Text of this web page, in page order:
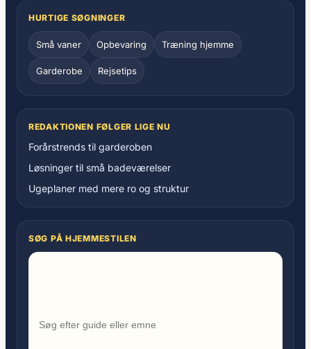
HURTIGE SØGNINGER
Små vaner Opbevaring Træning hjemme
Garderobe Rejsetips
REDAKTIONEN FØLGER LIGE NU
Forårstrends til garderoben
Løsninger til små badeværelser
Ugeplaner med mere ro og struktur
SØG PÅ HJEMMESTILEN